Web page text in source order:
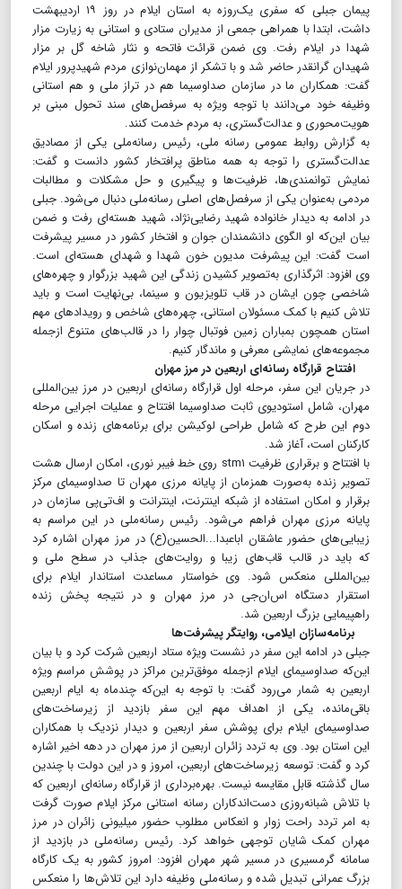
پیمان جبلی که سفری یک‌روزه به استان ایلام در روز ۱۹ اردیبهشت
داشت، ابتدا با همراهی جمعی از مدیران ستادی و استانی به زیارت مزار
شهدا در ایلام رفت. وی ضمن قرائت فاتحه و نثار شاخه گل بر مزار
شهیدان گرانقدر حاضر شد و با تشکر از مهمان‌نوازی مردم شهیدپرور ایلام
گفت: همکاران ما در سازمان صداوسیما هم در تراز ملی و هم استانی
وظیفه خود می‌دانند با توجه ویژه به سرفصل‌های سند تحول مبنی بر
هویت‌محوری و عدالت‌گستری، به مردم خدمت کنند.
به گزارش روابط عمومی رسانه ملی، رئیس رسانه‌ملی یکی از مصادیق
عدالت‌گستری را توجه به همه مناطق پرافتخار کشور دانست و گفت:
نمایش توانمندی‌ها، ظرفیت‌ها و پیگیری و حل مشکلات و مطالبات
مردمی ‌به‌عنوان یکی از سرفصل‌های اصلی رسانه‌ملی دنبال می‌شود. جبلی
در ادامه به دیدار خانواده شهید رضایی‌نژاد، شهید هسته‌ای رفت و ضمن
بیان این‌که او الگوی دانشمندان جوان و افتخار کشور در مسیر پیشرفت
است گفت: این پیشرفت مدیون خون شهدا و شهدای هسته‌ای است.
وی افزود: اثرگذاری به‌تصویر کشیدن زندگی این شهید بزرگوار و چهره‌های
شاخصی چون ایشان در قاب تلویزیون و سینما، بی‌نهایت است و باید
تلاش کنیم با کمک مسئولان استانی، چهره‌های شاخص و رویدادهای مهم
استان همچون بمباران زمین فوتبال چوار را در قالب‌های متنوع ازجمله
مجموعه‌های نمایشی معرفی و ماندگار کنیم.
افتتاح قرارگاه رسانه‌ای اربعین در مرز مهران
در جریان این سفر، مرحله اول قرارگاه رسانه‌ای اربعین در مرز بین‌المللی
مهران، شامل استودیوی ثابت صداوسیما افتتاح و عملیات اجرایی مرحله
دوم این طرح که شامل طراحی لوکیشن برای برنامه‌های زنده و اسکان
کارکنان است، آغاز شد.
با افتتاح و برقراری ظرفیت stm۱ روی خط فیبر نوری، امکان ارسال هشت
تصویر زنده به‌صورت همزمان از پایانه مرزی مهران تا صداوسیمای مرکز
برقرار و امکان استفاده از شبکه اینترنت، اینترانت و اف‌تی‌پی سازمان در
پایانه مرزی مهران فراهم می‌شود. رئیس رسانه‌ملی در این مراسم به
زیبایی‌های حضور عاشقان اباعبدا...‌الحسین(ع) در مرز مهران اشاره کرد
که باید در قالب قاب‌های زیبا و روایت‌های جذاب در سطح ملی و
بین‌المللی منعکس شود. وی خواستار مساعدت استاندار ایلام برای
استقرار دستگاه اس‌ان‌جی در مرز مهران و در نتیجه پخش زنده
راهپیمایی بزرگ اربعین شد.
برنامه‌سازان ایلامی، روایتگر پیشرفت‌ها
جبلی در ادامه این سفر در نشست ویژه ستاد اربعین شرکت کرد و با بیان
این‌که صداوسیمای ایلام ازجمله موفق‌ترین مراکز در پوشش مراسم ویژه
اربعین به شمار می‌رود گفت: با توجه به این‌که چندماه به ایام اربعین
باقی‌مانده، یکی از اهداف مهم این سفر بازدید از زیرساخت‌های
صداوسیمای ایلام برای پوشش سفر اربعین و دیدار نزدیک با همکاران
این استان بود. وی به تردد زائران اربعین از مرز مهران در دهه اخیر اشاره
کرد و گفت: توسعه زیرساخت‌های اربعین، امروز و در این دولت با چندین
سال گذشته قابل مقایسه نیست. بهره‌برداری از قرارگاه رسانه‌ای اربعین که
با تلاش شبانه‌روزی دست‌اندکاران رسانه استانی مرکز ایلام صورت گرفت
به امر تردد راحت زوار و انعکاس مطلوب حضور میلیونی زائران در مرز
مهران کمک شایان توجهی خواهد کرد. رئیس رسانه‌ملی در بازدید از
سامانه گرمسیری در مسیر شهر مهران افزود: امروز کشور به یک کارگاه
بزرگ عمرانی تبدیل شده و رسانه‌ملی وظیفه دارد این تلاش‌ها را منعکس